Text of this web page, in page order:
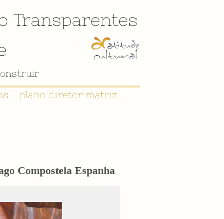
Transparentes
- plano diretor matriz
Compostela Espanha